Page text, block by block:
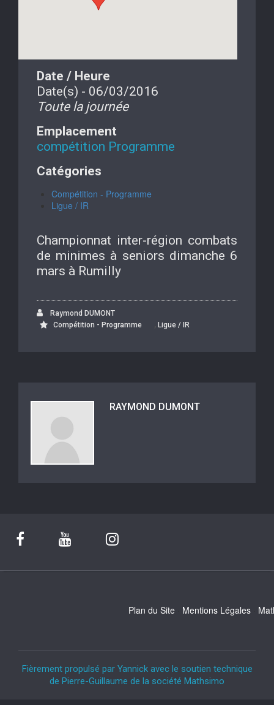
Date / Heure
Date(s) - 06/03/2016
Toute la journée
Emplacement
compétition Programme
Catégories
Compétition - Programme
Ligue / IR
Championnat inter-région combats
de minimes à seniors dimanche 6
mars à Rumilly
Raymond DUMONT
Compétition - Programme
, Ligue / IR
RAYMOND DUMONT
Plan du Site Mentions Légales
Fièrement propulsé par Yannick avec le soutien technique
de Pierre-Guillaume de la société Mathsimo